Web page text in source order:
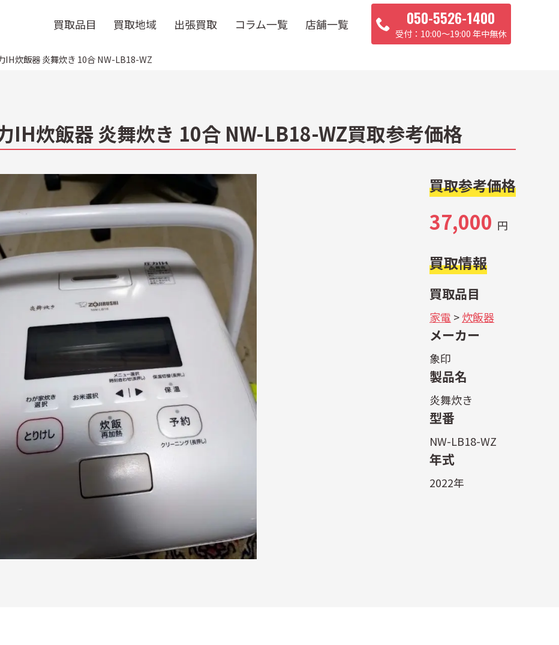
買取品目 買取地域 出張買取 コラム一覧 店舗一覧 050-5526-1400
10:00〜19:00 年中無休
IH炊飯器 炎舞炊き 10合 NW-LB18-WZ
IH炊飯器 炎舞炊き 10合 NW-LB18-WZ買取参考価格
買取参考価格
37,000 円
買取情報
買取品目
家電 >炊飯器
メーカー
象印
製品名
炎舞炊き
型番
NW-LB18-WZ
年式
2022年